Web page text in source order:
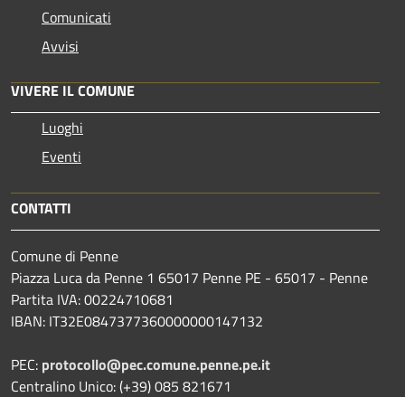
Comunicati
Avvisi
VIVERE IL COMUNE
Luoghi
Eventi
CONTATTI
Comune di Penne
Piazza Luca da Penne 1 65017 Penne PE - 65017 - Penne
Partita IVA: 00224710681
IBAN: IT32E0847377360000000147132
PEC: protocollo@pec.comune.penne.pe.it
Centralino Unico: (+39) 085 821671